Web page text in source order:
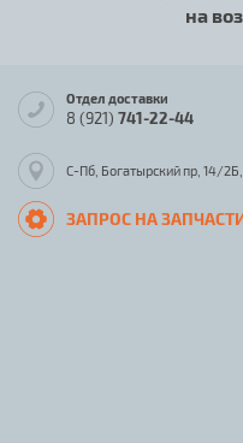
на
Отдел доставки
8 (921) 741-22-44
С-Пб, Богатырский пр, 14/
ЗАПРОС НА